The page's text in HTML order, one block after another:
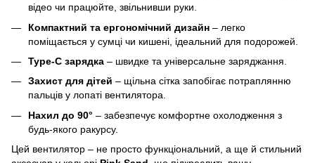
відео чи працюйте, звільнивши руки.
Компактний та ергономічний дизайн – легко
поміщається у сумці чи кишені, ідеальний для подорожей.
Type-C зарядка – швидке та універсальне заряджання.
Захист для дітей – щільна сітка запобігає потраплянню
пальців у лопаті вентилятора.
Нахил до 90° – забезпечує комфортне охолодження з
будь-якого ракурсу.
Цей вентилятор – не просто функціональний, а ще й стильний